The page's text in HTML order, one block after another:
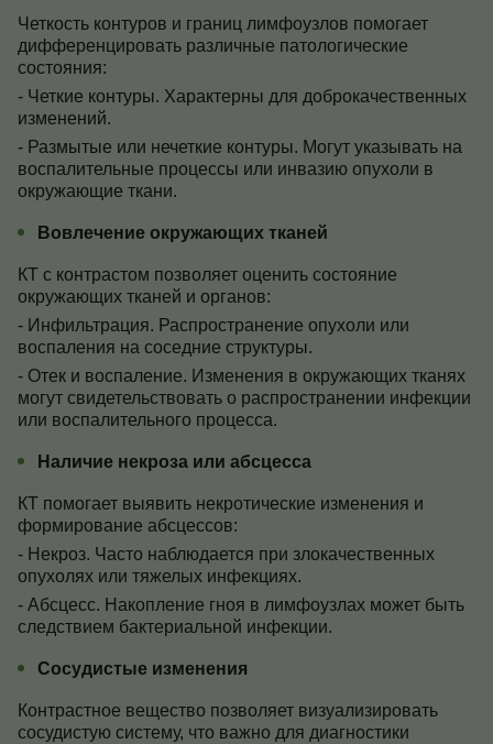
Четкость контуров и границ лимфоузлов помогает
дифференцировать различные патологические
состояния:
- Четкие контуры. Характерны для доброкачественных
изменений.
- Размытые или нечеткие контуры. Могут указывать на
воспалительные процессы или инвазию опухоли в
окружающие ткани.
Вовлечение окружающих тканей
КТ с контрастом позволяет оценить состояние
окружающих тканей и органов:
- Инфильтрация. Распространение опухоли или
воспаления на соседние структуры.
- Отек и воспаление. Изменения в окружающих тканях
могут свидетельствовать о распространении инфекции
или воспалительного процесса.
Наличие некроза или абсцесса
КТ помогает выявить некротические изменения и
формирование абсцессов:
- Некроз. Часто наблюдается при злокачественных
опухолях или тяжелых инфекциях.
- Абсцесс. Накопление гноя в лимфоузлах может быть
следствием бактериальной инфекции.
Сосудистые изменения
Контрастное вещество позволяет визуализировать
сосудистую систему, что важно для диагностики